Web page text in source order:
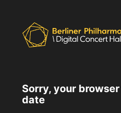
Sorry, your
date